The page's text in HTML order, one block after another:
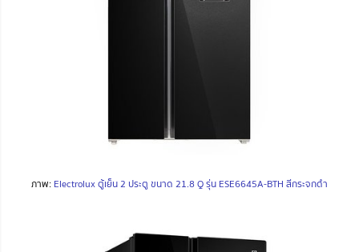
ภาพ: Electrolux ตู้เย็น 2 ประตู ขนาด 21.8 Q รุ่น ESE6645A-BTH สีกระจกดำ